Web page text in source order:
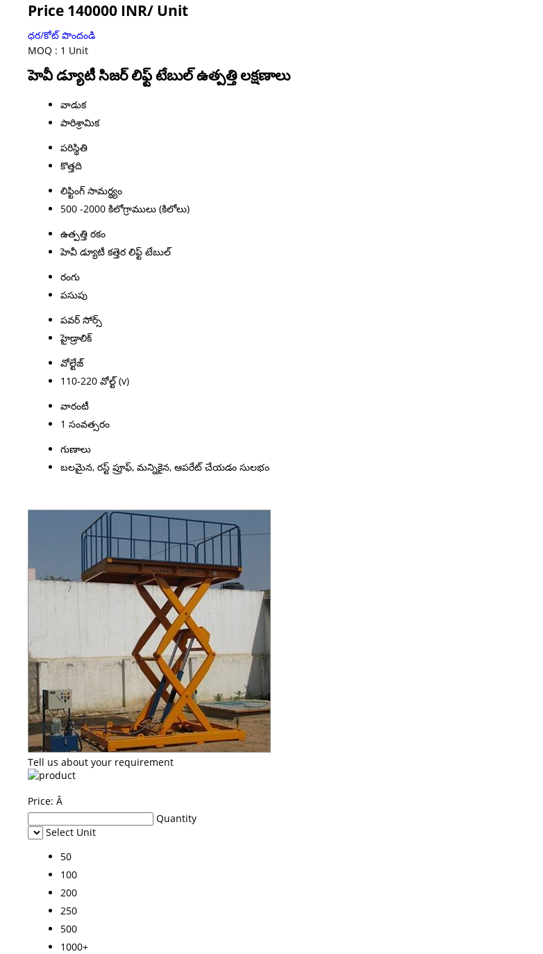
Price 140000 INR/ Unit
ధర/కోట్ పొందండి
MOQ : 1 Unit
హెవీ డ్యూటీ సిజర్ లిఫ్ట్ టేబుల్ ఉత్పత్తి లక్షణాలు
వాడుక
పారిశ్రామిక
పరిస్థితి
కొత్తది
లిఫ్టింగ్ సామర్థ్యం
500 -2000 కిలోగ్రాములు (కిలోలు)
ఉత్పత్తి రకం
హెవీ డ్యూటీ కత్తెర లిఫ్ట్ టేబుల్
రంగు
పసుపు
పవర్ సోర్స్
హైడ్రాలిక్
వోల్టేజ్
110-220 వోల్ట్ (v)
వారంటీ
1 సంవత్సరం
గుణాలు
బలమైన, రస్ట్ ప్రూఫ్, మన్నికైన, ఆపరేట్ చేయడం సులభం
Tell us about your requirement
Price: Â
Quantity
Select Unit
50
100
200
250
500
1000+